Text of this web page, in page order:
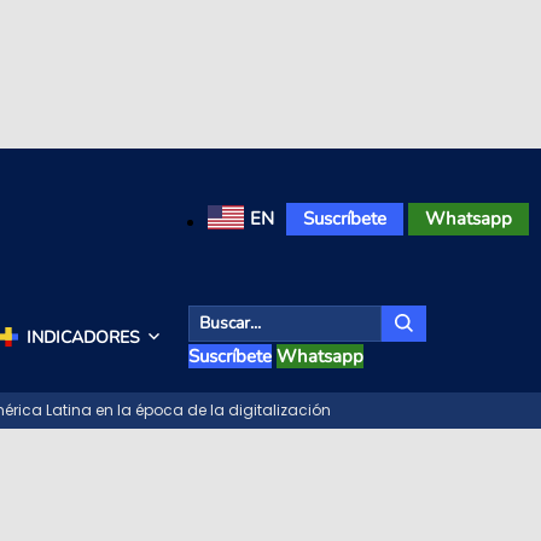
EN Suscríbete Whatsapp
INDICADORES
Suscríbete Whatsapp
Latina en la época de la digitalización